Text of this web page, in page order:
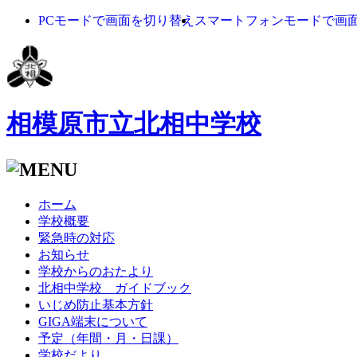
PCモードで画面を切り替え スマートフォンモードで画
相模原市立北相中学校
ホーム
学校概要
緊急時の対応
お知らせ
学校からのおたより
北相中学校 ガイドブック
いじめ防止基本方針
GIGA端末について
予定（年間・月・日課）